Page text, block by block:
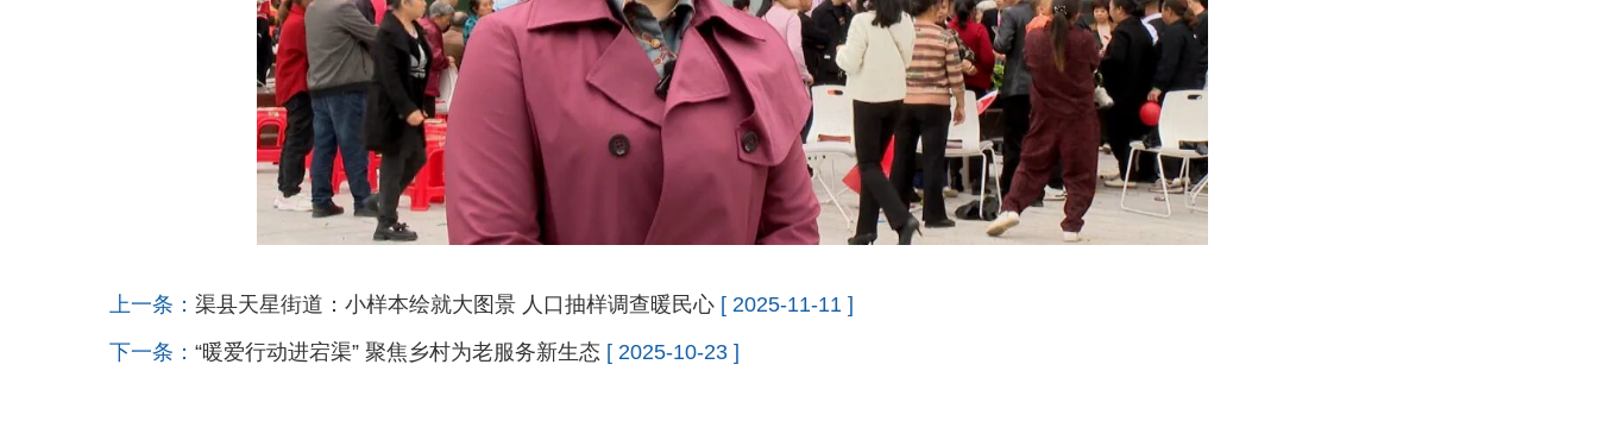
上一条： 渠县天星街道：小样本绘就大图景 人口抽样调查暖民心 [ 2025-11-11 ]
下一条： “暖爱行动进宕渠” 聚焦乡村为老服务新生态 [ 2025-10-23 ]